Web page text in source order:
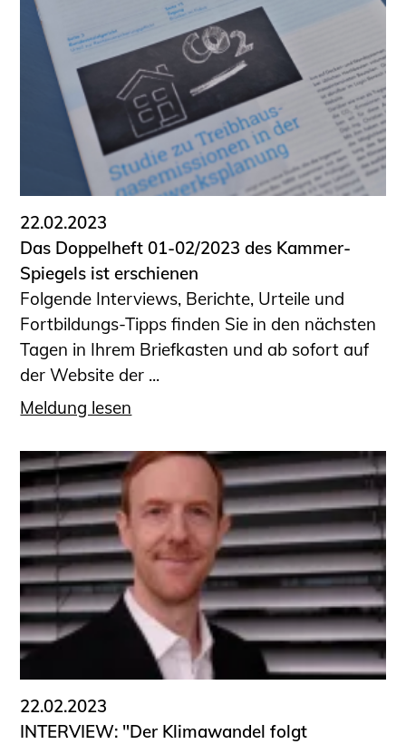
22.02.2023
Das Doppelheft 01-02/2023 des Kammer-
Spiegels ist erschienen
Folgende Interviews, Berichte, Urteile und
Fortbildungs-Tipps finden Sie in den nächsten
Tagen in Ihrem Briefkasten und ab sofort auf
der Website der ...
Meldung lesen
22.02.2023
INTERVIEW: "Der Klimawandel folgt